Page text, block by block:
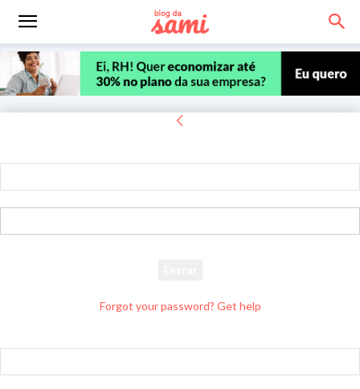
Forgot your password? Get help